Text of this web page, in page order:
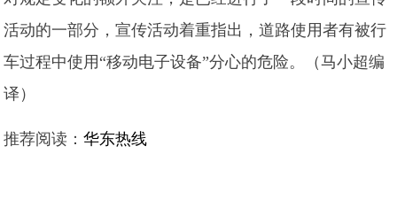
活动的一部分，宣传活动着重指出，道路使用者有被行
车过程中使用“移动电子设备”分心的危险。（马小超编
译）
推荐阅读：华东热线